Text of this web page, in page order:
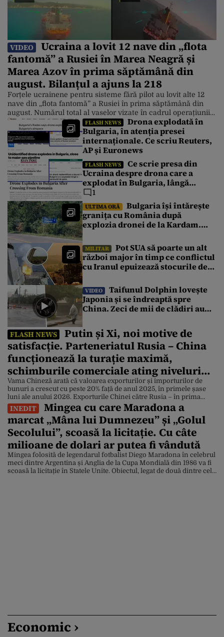
VIDEO
Ucraina a lovit 12 nave din „flota
fantomă” a Rusiei în Marea Neagră și
Marea Azov în prima săptămână din
august. Bilanțul a ajuns la 218
Forțele ucrainene pentru sisteme fără pilot au lovit alte 12
nave din „flota fantomă” a Rusiei în prima săptămână din
august. Numărul total al vaselor vizate în cadrul operațiunii
maritime lansate în iulie a ajuns la 218, potrivit
comandantului Robert „Magyar” Brovdi. Operațiunea
ucraineană vizează logistica maritimă a Rusiei Operațiunea
„MoLoChKa” a fost lansată pe […]
FLASH NEWS
Drona explodată în
Bulgaria, în atenția presei
internaționale. Ce scriu Reuters,
AP și Euronews
FLASH NEWS
Ce scrie presa din
Ucraina despre drona care a
explodat în Bulgaria, lângă
granița cu România
1
ULTIMA ORĂ
Bulgaria își întărește
granița cu România după
explozia dronei de la Kardam.
frontiera cu Turcia
MILITAR
Pot SUA să poarte un alt
război major în timp ce conflictul
cu Iranul epuizează stocurile de
Tomahawk?
VIDEO
Taifunul Dolphin lovește
Japonia și se îndreaptă spre
China. Zeci de mii de clădiri au
au fost închise
FLASH NEWS
Putin și Xi, noi motive de
satisfacție. Parteneriatul Rusia – China
funcționează la turație maximă,
schimburile comerciale ating niveluri
record
Vama Chineză arată că valoarea exporturilor și importurilor de
bunuri a crescut cu peste 20% față de anul 2025, în primele șase
luni ale anului 2026. Exporturile Chinei către Rusia – în prima
jumătate a anului – au fost evaluate la 61 de miliarde de dolari.
Totodată, valoarea importurilor a urcat la 74 de miliarde […]
INEDIT
Mingea cu care Maradona a
marcat „Mâna lui Dumnezeu” și „Golul
Secolului”, scoasă la licitație. Cu câte
milioane de dolari ar putea fi vândută
Mingea folosită de legendarul fotbalist Diego Maradona în celebrul
meci dintre Argentina și Anglia de la Cupa Mondială din 1986 va fi
scoasă la licitație în Statele Unite. Obiectul, legat de două dintre cele
Economic ›